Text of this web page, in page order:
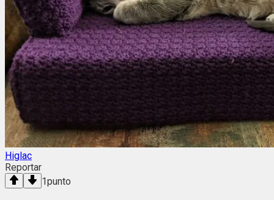
Higlac
Reportar
1punto